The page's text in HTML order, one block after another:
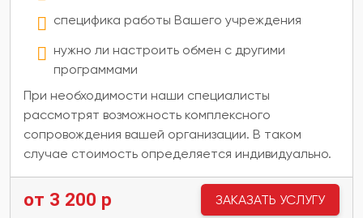
специфика работы Вашего учреждения
нужно ли настроить обмен с другими
программами
При необходимости наши специалисты
рассмотрят возможность комплексного
сопровождения вашей организации. В таком
случае стоимость определяется индивидуально.
от 3 200 р ЗАКАЗАТЬ УСЛУГУ